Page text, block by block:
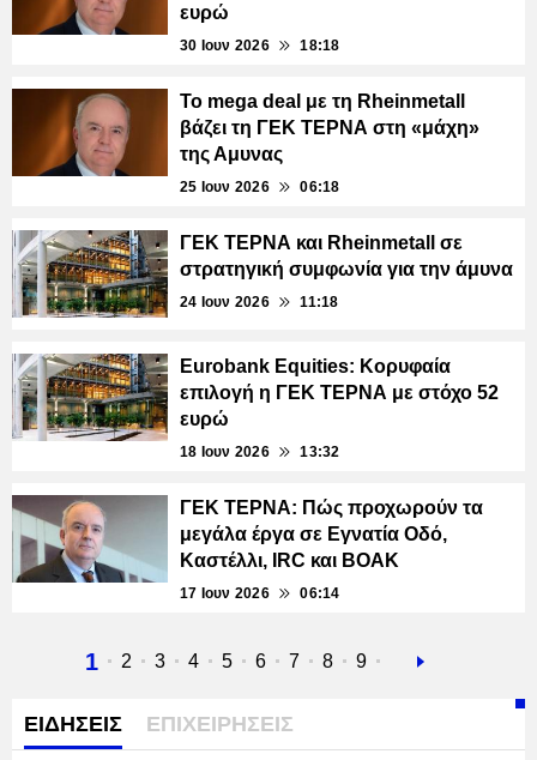
ευρώ
30 Ιουν 2026 18:18
Το mega deal με τη Rheinmetall
βάζει τη ΓΕΚ ΤΕΡΝΑ στη «μάχη»
της Αμυνας
25 Ιουν 2026 06:18
ΓΕΚ ΤΕΡΝΑ και Rheinmetall σε
στρατηγική συμφωνία για την άμυνα
24 Ιουν 2026 11:18
Eurobank Equities: Κορυφαία
επιλογή η ΓΕΚ ΤΕΡΝΑ με στόχο 52
ευρώ
18 Ιουν 2026 13:32
ΓΕΚ ΤΕΡΝΑ: Πώς προχωρούν τα
μεγάλα έργα σε Εγνατία Οδό,
Καστέλλι, IRC και ΒΟΑΚ
17 Ιουν 2026 06:14
Τρέχουσα
1 Σελίδα
2 Σελίδα
3 Σελίδα
4 Σελίδα
5 Σελίδα
6 Σελίδα
7 Σελίδα
8 Σελίδα
9
Next
ΕΙΔΗΣΕΙΣ ΕΠΙΧΕΙΡΗΣΕΙΣ